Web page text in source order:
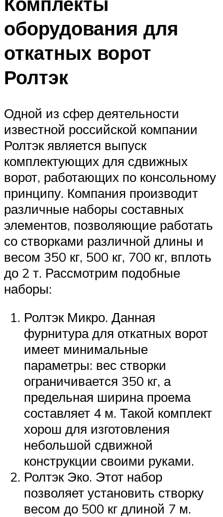
оборудования для
откатных ворот
Ролтэк
Одной из сфер деятельности
известной российской компании
Ролтэк является выпуск
комплектующих для сдвижных
ворот, работающих по консольному
принципу. Компания производит
различные наборы составных
элементов, позволяющие работать
со створками различной длины и
весом 350 кг, 500 кг, 700 кг, вплоть
до 2 т. Рассмотрим подобные
наборы:
Ролтэк Микро. Данная
фурнитура для откатных ворот
имеет минимальные
параметры: вес створки
ограничивается 350 кг, а
предельная ширина проема
составляет 4 м. Такой комплект
хорош для изготовления
небольшой сдвижной
конструкции своими руками.
Ролтэк Эко. Этот набор
позволяет установить створку
весом до 500 кг длиной 7 м.